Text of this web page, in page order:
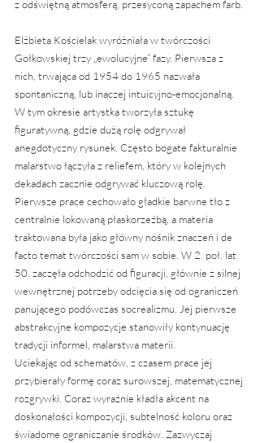
z odświętną atmosferą, przesyconą zapachem farb.
Elżbieta Kościelak wyróżniała w twórczości
Gołkowskiej trzy „ewolucyjne” fazy. Pierwsza z
nich, trwająca od 1954 do 1965 nazwała
spontaniczną, lub inaczej intuicyjno-emocjonalną.
W tym okresie artystka tworzyła sztukę
figuratywną, gdzie dużą rolę odgrywał
anegdotyczny rysunek. Często bogate fakturalnie
malarstwo łączyła z reliefem, który w kolejnych
dekadach zacznie odgrywać kluczową rolę.
Pierwsze prace cechowało gładkie barwne tło z
centralnie lokowaną płaskorzeźbą, a materia
traktowana była jako główny nośnik znaczeń i de
facto temat twórczości sam w sobie. W 2. poł. lat
50. zaczęła odchodzić od figuracji, głównie z silnej
wewnętrznej potrzeby odcięcia się od ograniczeń
panującego podówczas socrealizmu. Jej pierwsze
abstrakcyjne kompozycje stanowiły kontynuację
tradycji informel, malarstwa materii.
Uciekając od schematów, z czasem prace jej
przybierały formę coraz surowszej, matematycznej
rozgrywki. Coraz wyraźnie kładła akcent na
doskonałości kompozycji, subtelność koloru oraz
świadome ograniczanie środków. Zazwyczaj